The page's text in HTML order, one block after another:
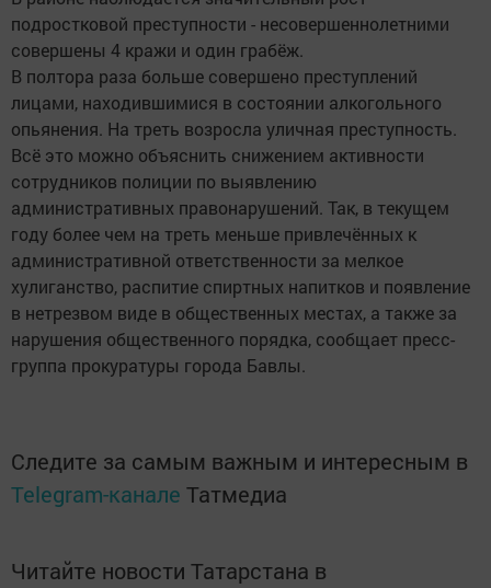
подростковой преступности - несовершеннолетними
совершены 4 кражи и один грабёж.
В полтора раза больше совершено преступлений
лицами, находившимися в состоянии алкогольного
опьянения. На треть возросла уличная преступность.
Всё это можно объяснить снижением активности
сотрудников полиции по выявлению
административных правонарушений. Так, в текущем
году более чем на треть меньше привлечённых к
административной ответственности за мелкое
хулиганство, распитие спиртных напитков и появление
в нетрезвом виде в общественных местах, а также за
нарушения общественного порядка, сообщает пресс-
группа прокуратуры города Бавлы.
Следите за самым важным и интересным в
Telegram-канале Татмедиа
Читайте новости Татарстана в